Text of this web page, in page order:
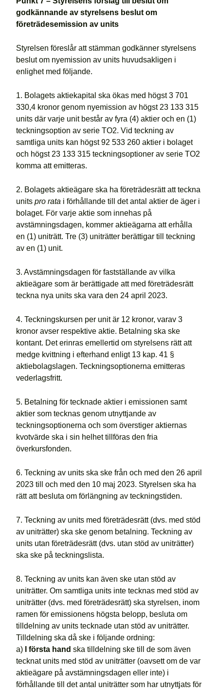
godkännande av styrelsens beslut om
företrädesemission av units
Styrelsen föreslår att stämman godkänner styrelsens
beslut om nyemission av units huvudsakligen i
enlighet med följande.
1. Bolagets aktiekapital ska ökas med högst 3 701
330,4 kronor genom nyemission av högst 23 133 315
units där varje unit består av fyra (4) aktier och en (1)
teckningsoption av serie TO2. Vid teckning av
samtliga units kan högst 92 533 260 aktier i bolaget
och högst 23 133 315 teckningsoptioner av serie TO2
komma att emitteras.
2. Bolagets aktieägare ska ha företrädesrätt att teckna
units pro rata i förhållande till det antal aktier de äger i
bolaget. För varje aktie som innehas på
avstämningsdagen, kommer aktieägarna att erhålla
en (1) uniträtt. Tre (3) uniträtter berättigar till teckning
av en (1) unit.
3. Avstämningsdagen för fastställande av vilka
aktieägare som är berättigade att med företrädesrätt
teckna nya units ska vara den 24 april 2023.
4. Teckningskursen per unit är 12 kronor, varav 3
kronor avser respektive aktie. Betalning ska ske
kontant. Det erinras emellertid om styrelsens rätt att
medge kvittning i efterhand enligt 13 kap. 41 §
aktiebolagslagen. Teckningsoptionerna emitteras
vederlagsfritt.
5. Betalning för tecknade aktier i emissionen samt
aktier som tecknas genom utnyttjande av
teckningsoptionerna och som överstiger aktiernas
kvotvärde ska i sin helhet tillföras den fria
överkursfonden.
6. Teckning av units ska ske från och med den 26 april
2023 till och med den 10 maj 2023. Styrelsen ska ha
rätt att besluta om förlängning av teckningstiden.
7. Teckning av units med företrädesrätt (dvs. med stöd
av uniträtter) ska ske genom betalning. Teckning av
units utan företrädesrätt (dvs. utan stöd av uniträtter)
ska ske på teckningslista.
8. Teckning av units kan även ske utan stöd av
uniträtter. Om samtliga units inte tecknas med stöd av
uniträtter (dvs. med företrädesrätt) ska styrelsen, inom
ramen för emissionens högsta belopp, besluta om
tilldelning av units tecknade utan stöd av uniträtter.
Tilldelning ska då ske i följande ordning:
a)
I första hand ska tilldelning ske till de som även
tecknat units med stöd av uniträtter (oavsett om de var
aktieägare på avstämningsdagen eller inte) i
förhållande till det antal uniträtter som har utnyttjats för